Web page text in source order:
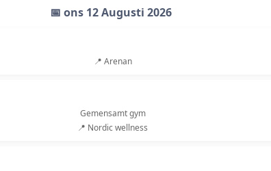
📅 ons 12 Augusti 2026
📍 Arenan
Gemensamt gym
📍 Nordic wellness